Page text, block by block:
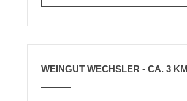
WEINGUT WECHSLER - CA. 3 KM